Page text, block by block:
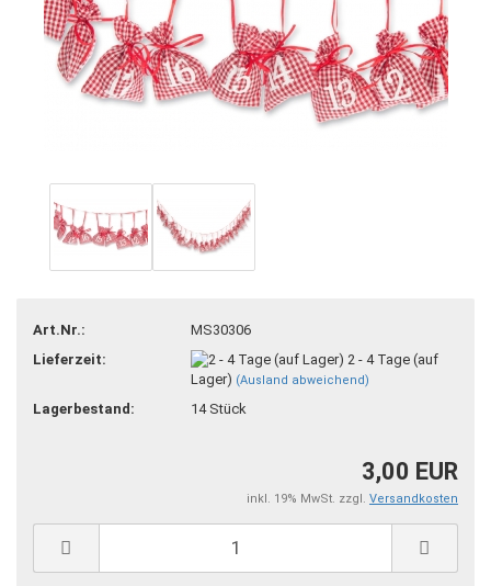
Art.Nr.:
MS30306
Lieferzeit:
2 - 4 Tage (auf
Lager) (Ausland abweichend)
Lagerbestand: 14 Stück
3,00 EUR
inkl. 19% MwSt. zzgl. Versandkosten